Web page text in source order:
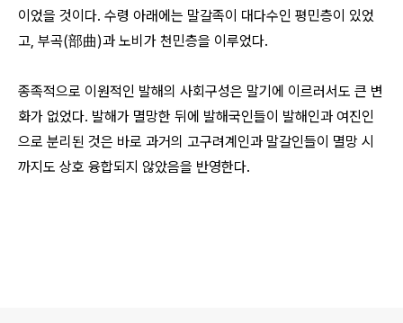
이었을 것이다. 수령 아래에는 말갈족이 대다수인 평민층이 있었
고, 부곡(部曲)과 노비가 천민층을 이루었다.
종족적으로 이원적인 발해의 사회구성은 말기에 이르러서도 큰 변
화가 없었다. 발해가 멸망한 뒤에 발해국인들이 발해인과 여진인
으로 분리된 것은 바로 과거의 고구려계인과 말갈인들이 멸망 시
까지도 상호 융합되지 않았음을 반영한다.